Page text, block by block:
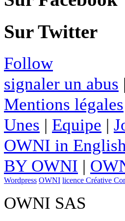
Sur Twitter
Follow
signaler un abus |
Mentions légales
Unes | Equipe |
OWNI in
BY OWNI |
Wordpress OWNI licence Créative
OWNI SAS